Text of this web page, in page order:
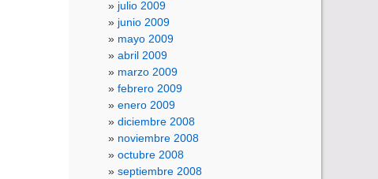
julio 2009
junio 2009
mayo 2009
abril 2009
marzo 2009
febrero 2009
enero 2009
diciembre 2008
noviembre 2008
octubre 2008
septiembre 2008